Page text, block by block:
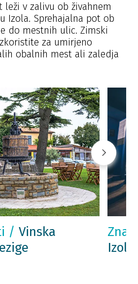
leži v zalivu ob živahnem
Izola. Sprehajalna pot ob
do mestnih ulic. Zimski
za umirjeno
obalnih mest ali zaledja
/ Vinska